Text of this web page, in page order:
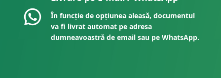
În funcție de opțiunea aleasă, documentul
va fi livrat automat pe adresa
dumneavoastră de email sau pe WhatsApp.